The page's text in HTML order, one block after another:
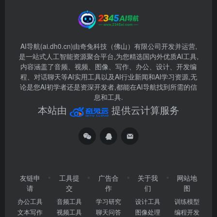
AI导航(ai.dh0.cn)由奇兔科技（佛山）有限公司开发并运营,
是一站式人工智能资源聚合平台,为您精选国内外优质AI工具,
内容涵盖了音频、视频、图像、写作、办公、设计、开发编
程、对话聊天等AI实用工具以及AI行业新闻和AI学习资源,无
论是您AI初学者还是资深开发者,都能在AI导航找到所需的信
息和工具.
本站由 提供云计算服务
友链申
请
办公工具
文本写作
工具提
交
音频工具
视频工具
广告合
作
学习研究
聊天问答
关于我
们
设计工具
图像处理
网站地
图
训练模型
编程开发